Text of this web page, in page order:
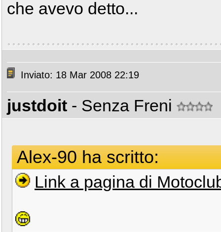
che avevo detto...
Inviato: 18 Mar 2008 22:19
justdoit - Senza Freni
Alex-90 ha scritto:
Link a pagina di